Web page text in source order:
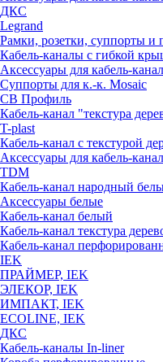
ДКС
Legrand
Рамки, розетки, суппорты и
Кабель-каналы с гибкой
Аксессуары для кабель-
Суппорты для к.-к. Mosaic
СВ Профиль
Кабель-канал "текстура
T-plast
Кабель-канал с текстурой
Аксессуары для кабель-
TDM
Кабель-канал народный
Аксессуары белые
Кабель-канал белый
Кабель-канал текстура
Кабель-канал
IEK
ПРАЙМЕР, IEK
ЭЛЕКОР, IEK
ИМПАКТ, IEK
ECOLINE, IEK
ДКС
Кабель-каналы In-liner